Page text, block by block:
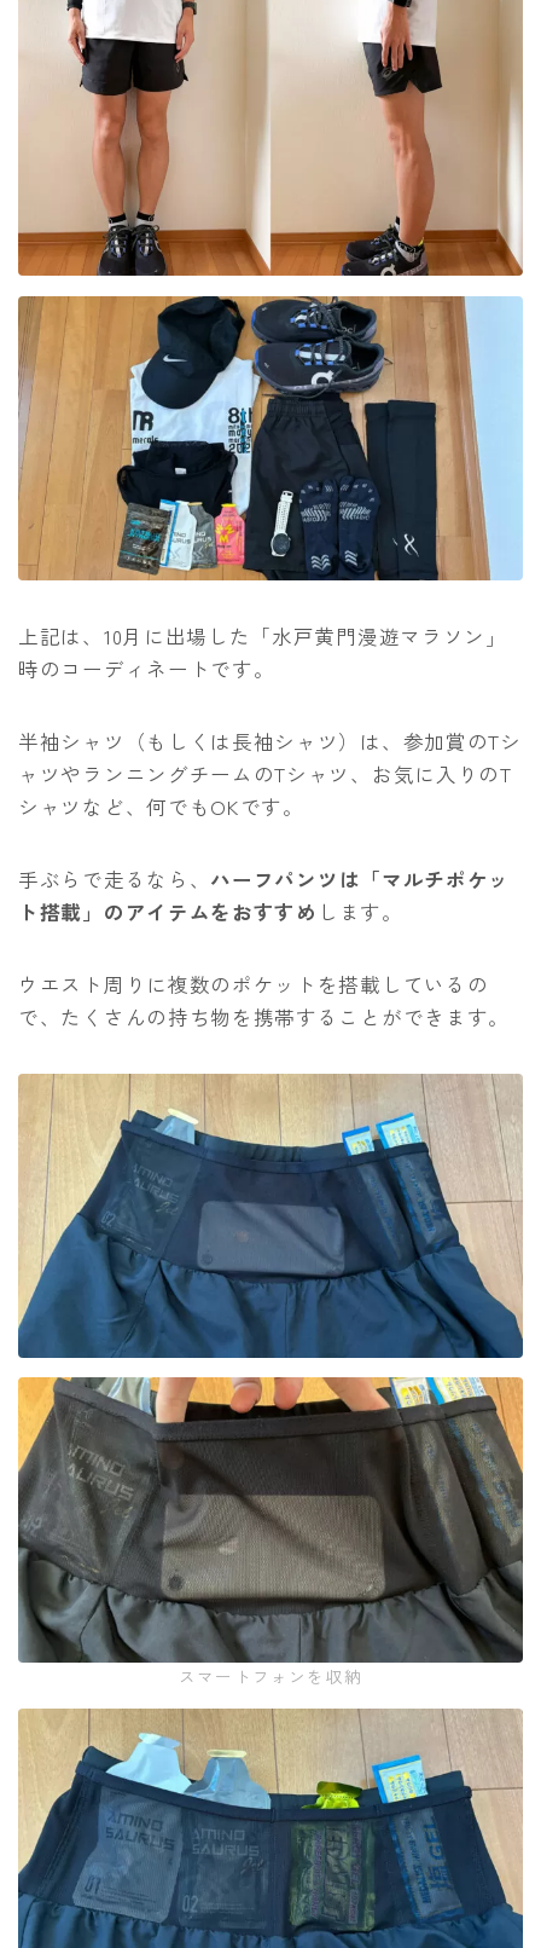
上記は、10月に出場した「水戸黄門漫遊マラソン」
時のコーディネートです。
半袖シャツ（もしくは長袖シャツ）は、参加賞のTシ
ャツやランニングチームのTシャツ、お気に入りのT
シャツなど、何でもOKです。
手ぶらで走るなら、 ハーフパンツは「マルチポケッ
ト搭載」のアイテムをおすすめ します。
ウエスト周りに複数のポケットを搭載しているの
で、たくさんの持ち物を携帯することができます。
スマートフォンを収納